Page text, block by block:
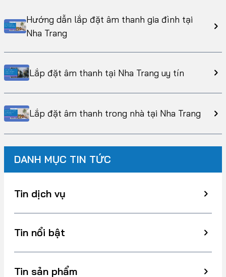
Hướng dẫn lắp đặt âm thanh gia đình tại
Nha Trang
Lắp đặt âm thanh tại Nha Trang uy tín
Lắp đặt âm thanh trong nhà tại Nha Trang
DANH MỤC TIN TỨC
Tin dịch vụ
Tin nổi bật
Tin sản phẩm